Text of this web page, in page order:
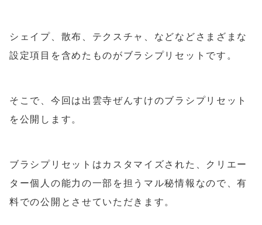
シェイプ、散布、テクスチャ、などなどさまざまな
設定項目を含めたものがブラシプリセットです。
そこで、今回は出雲寺ぜんすけのブラシプリセット
を公開します。
ブラシプリセットはカスタマイズされた、クリエー
ター個人の能力の一部を担うマル秘情報なので、有
料での公開とさせていただきます。